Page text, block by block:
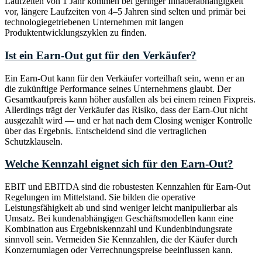
vor, längere Laufzeiten von 4–5 Jahren sind selten und primär bei
technologiegetriebenen Unternehmen mit langen
Produktentwicklungszyklen zu finden.
Ist ein Earn-Out gut für den Verkäufer?
Ein Earn-Out kann für den Verkäufer vorteilhaft sein, wenn er an
die zukünftige Performance seines Unternehmens glaubt. Der
Gesamtkaufpreis kann höher ausfallen als bei einem reinen Fixpreis.
Allerdings trägt der Verkäufer das Risiko, dass der Earn-Out nicht
ausgezahlt wird — und er hat nach dem Closing weniger Kontrolle
über das Ergebnis. Entscheidend sind die vertraglichen
Schutzklauseln.
Welche Kennzahl eignet sich für den Earn-Out?
EBIT und EBITDA sind die robustesten Kennzahlen für Earn-Out
Regelungen im Mittelstand. Sie bilden die operative
Leistungsfähigkeit ab und sind weniger leicht manipulierbar als
Umsatz. Bei kundenabhängigen Geschäftsmodellen kann eine
Kombination aus Ergebniskennzahl und Kundenbindungsrate
sinnvoll sein. Vermeiden Sie Kennzahlen, die der Käufer durch
Konzernumlagen oder Verrechnungspreise beeinflussen kann.